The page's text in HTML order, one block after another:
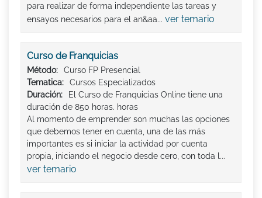
para realizar de forma independiente las tareas y
ensayos necesarios para el an&aa... ver temario
Curso de Franquicias
Método:
Curso FP Presencial
Tematica:
Cursos Especializados
Duración:
El Curso de Franquicias Online tiene una
duración de 850 horas. horas
Al momento de emprender son muchas las opciones
que debemos tener en cuenta, una de las más
importantes es si iniciar la actividad por cuenta
propia, iniciando el negocio desde cero, con toda l...
ver temario